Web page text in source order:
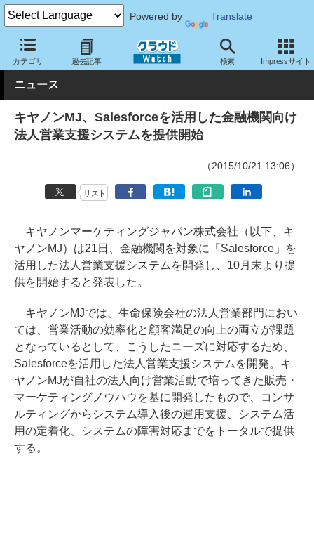
Powered by Translate
カテゴリ 過去記事 検索 Impressサイト
クラウド Watch サービス・ソフト サービス CRM・マーケテ
ニュース
キヤノンMJ、Salesforceを活用した金融機関向け
法人営業支援システムを提供開始
（2015/10/21 13:06）
リスト
キヤノンマーケティングジャパン株式会社（以下、キ
ヤノンMJ）は21日、金融機関を対象に「Salesforce」を
活用した法人営業支援システムを開発し、10月末より提
供を開始すると発表した。
キヤノンMJでは、生命保険会社の法人営業部門におい
ては、営業活動の効率化と顧客満足の向上の両立が課題
となっているとして、こうしたニーズに対応するため、
Salesforceを活用した法人営業支援システムを開発。キ
ヤノンMJが自社の法人向け営業活動で培ってきた販売・
マーケティングノウハウを基に開発したもので、コンサ
ルティングからシステム導入後の運用支援、システム活
用の定着化、システムの障害対応までをトータルで提供
する。